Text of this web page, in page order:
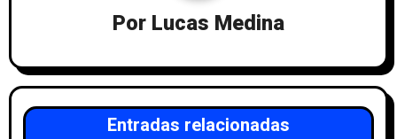
n
d
Por Lucas Medina
Entradas relacionadas